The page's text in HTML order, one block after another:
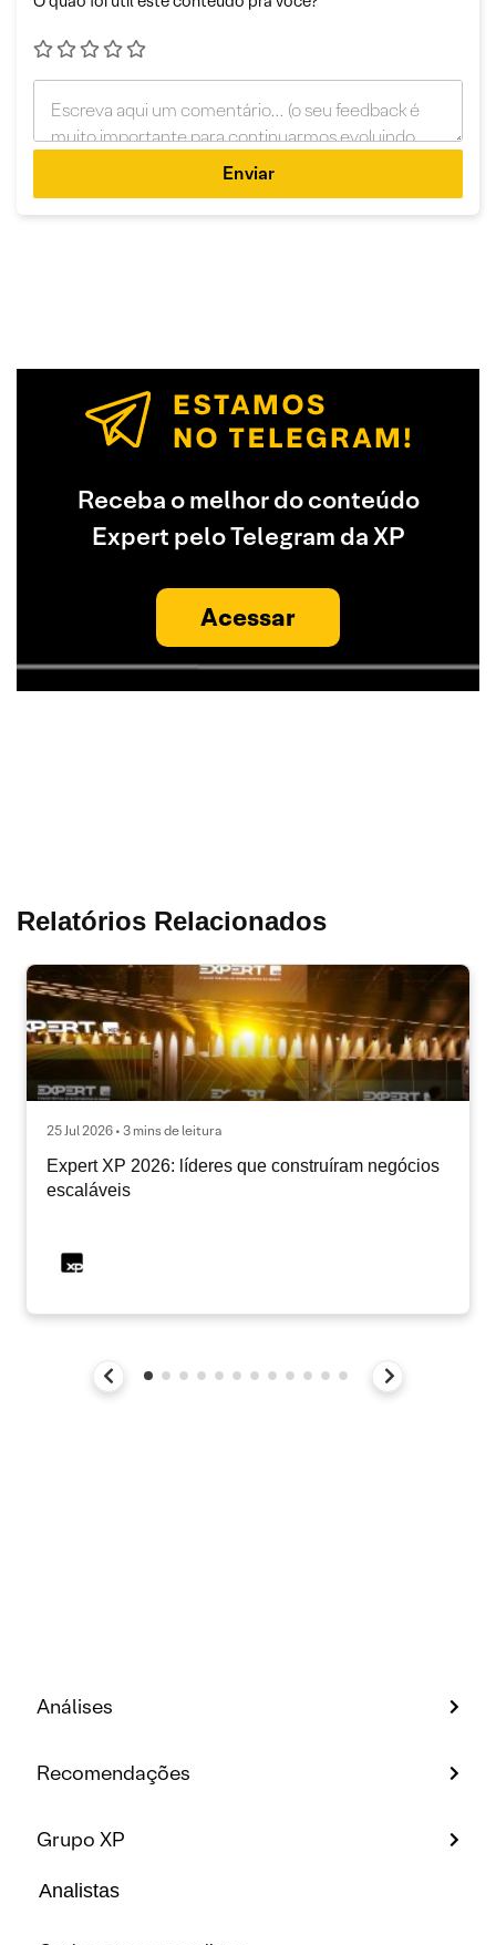
Enviar
Receba o melhor do conteúdo
Expert pelo Telegram da XP
Acessar
Relatórios Relacionados
25 Jul 2026 • 3 mins de leitura
Expert XP 2026: líderes que construíram negócios
escaláveis
Análises
Recomendações
Grupo XP
Analistas